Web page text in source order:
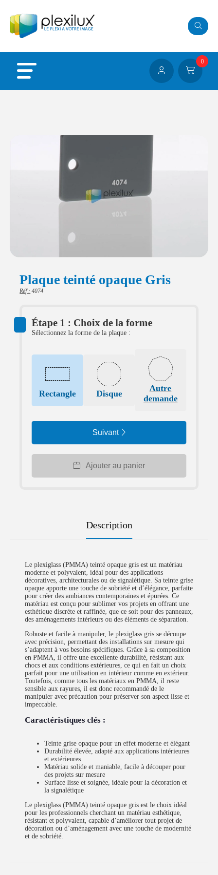
0
Plaque teinté opaque Gris
Réf : 4074
Étape 1 : Choix de la forme
Sélectionnez la forme de la plaque :
Rectangle Disque
Autre
demande
Suivant
Ajouter au panier
Description
Le plexiglass (PMMA) teinté opaque gris est un matériau
moderne et polyvalent, idéal pour des applications
décoratives, architecturales ou de signalétique. Sa teinte grise
opaque apporte une touche de sobriété et d’élégance, parfaite
pour créer des ambiances contemporaines et épurées. Ce
matériau est conçu pour sublimer vos projets en offrant une
esthétique discrète et raffinée, que ce soit pour des panneaux,
des aménagements intérieurs ou des éléments de séparation.
Robuste et facile à manipuler, le plexiglass gris se découpe
avec précision, permettant des installations sur mesure qui
s’adaptent à vos besoins spécifiques. Grâce à sa composition
en PMMA, il offre une excellente durabilité, résistant aux
chocs et aux conditions extérieures, ce qui en fait un choix
parfait pour une utilisation en intérieur comme en extérieur.
Toutefois, comme tous les matériaux en PMMA, il reste
sensible aux rayures, il est donc recommandé de le
manipuler avec précaution pour préserver son aspect lisse et
impeccable.
Caractéristiques clés :
Teinte grise opaque pour un effet moderne et élégant
Durabilité élevée, adapté aux applications intérieures
et extérieures
Matériau solide et maniable, facile à découper pour
des projets sur mesure
Surface lisse et soignée, idéale pour la décoration et
la signalétique
Le plexiglass (PMMA) teinté opaque gris est le choix idéal
pour les professionnels cherchant un matériau esthétique,
résistant et polyvalent, capable d’améliorer tout projet de
décoration ou d’aménagement avec une touche de modernité
et de sobriété.